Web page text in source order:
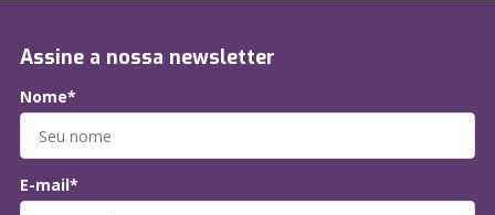
Assine a nossa newsletter
Nome*
E-mail*